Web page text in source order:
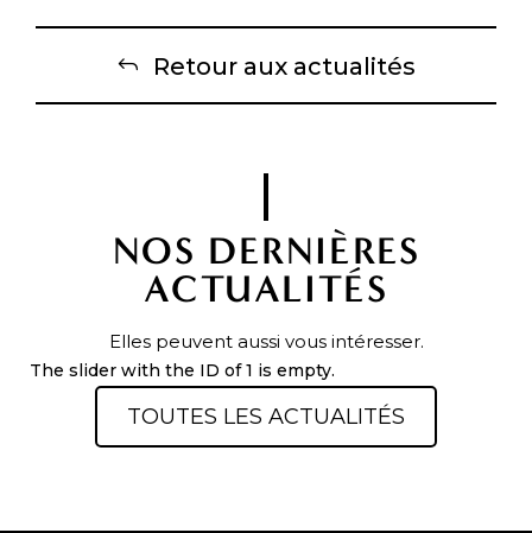
Retour aux actualités
NOS DERNIÈRES
ACTUALITÉS
Elles peuvent aussi vous intéresser.
The slider with the ID of 1 is empty.
TOUTES LES ACTUALITÉS